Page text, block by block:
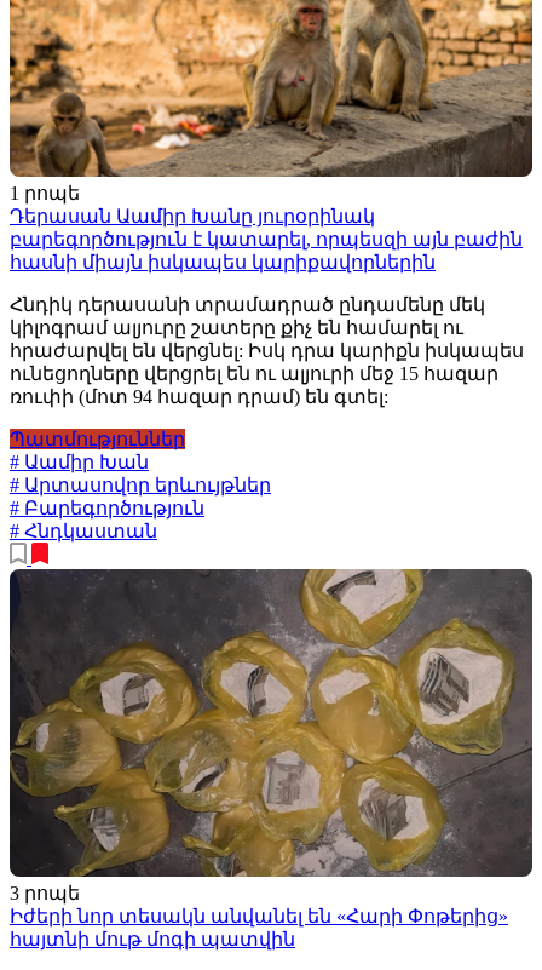
1 րոպե
Դերասան Աամիր Խանը յուրօրինակ
բարեգործություն է կատարել, որպեսզի այն բաժին
հասնի միայն իսկապես կարիքավորներին
Հնդիկ դերասանի տրամադրած ընդամենը մեկ
կիլոգրամ ալյուրը շատերը քիչ են համարել ու
հրաժարվել են վերցնել: Իսկ դրա կարիքն իսկապես
ունեցողները վերցրել են ու ալյուրի մեջ 15 հազար
ռուփի (մոտ 94 հազար դրամ) են գտել:
Պատմություններ
# Աամիր Խան
# Արտասովոր երևույթներ
# Բարեգործություն
# Հնդկաստան
3 րոպե
Իժերի նոր տեսակն անվանել են «Հարի Փոթերից»
հայտնի մութ մոգի պատվին